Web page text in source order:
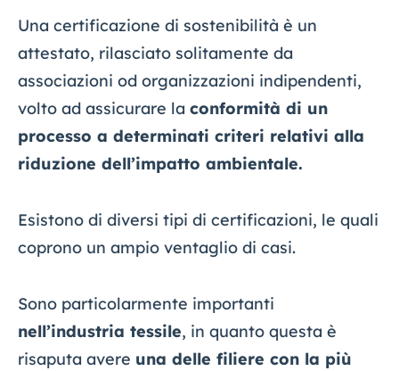
Una certificazione di sostenibilità è un
attestato, rilasciato solitamente da
associazioni od organizzazioni indipendenti,
volto ad assicurare la conformità di un
processo a determinati criteri relativi alla
riduzione dell’impatto ambientale.
Esistono di diversi tipi di certificazioni, le quali
coprono un ampio ventaglio di casi.
Sono particolarmente importanti
nell’industria tessile, in quanto questa è
risaputa avere una delle filiere con la più